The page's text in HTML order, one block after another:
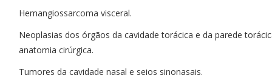
Hemangiossarcoma visceral.
Neoplasias dos órgãos da cavidade torácica e da parede
anatomia cirúrgica.
Tumores da cavidade nasal e seios sinonasais.